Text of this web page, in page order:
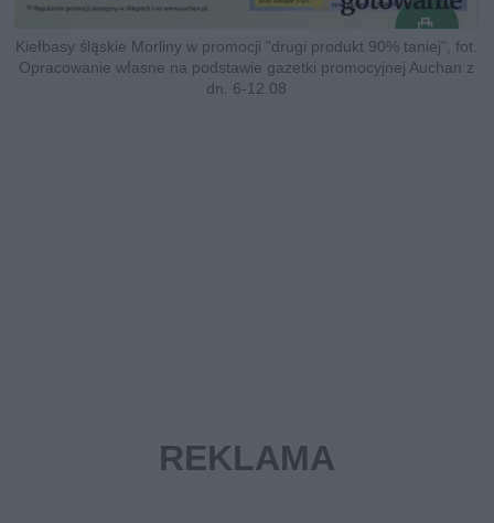
Kiełbasy śląskie Morliny w promocji "drugi produkt 90% taniej", fot.
Opracowanie własne na podstawie gazetki promocyjnej Auchan z
dn. 6-12.08